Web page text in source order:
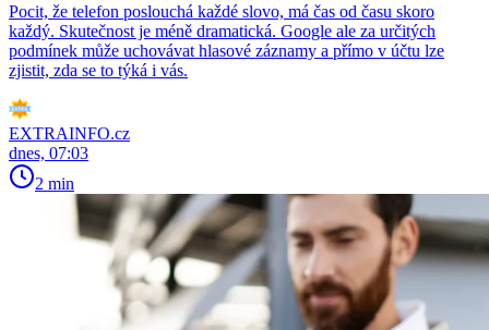
Pocit, že telefon poslouchá každé slovo, má čas od času skoro
každý. Skutečnost je méně dramatická. Google ale za určitých
podmínek může uchovávat hlasové záznamy a přímo v účtu lze
zjistit, zda se to týká i vás.
EXTRAINFO.cz
dnes, 07:03
2 min